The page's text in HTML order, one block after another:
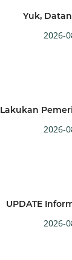
Yuk,
2026-
Lakukan
2026-
UPDATE
2026-